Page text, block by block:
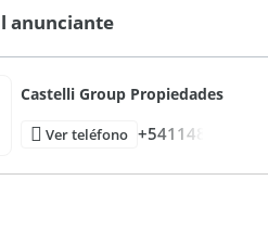
anunciante
Castelli Group Propiedades
Ver teléfono +541148